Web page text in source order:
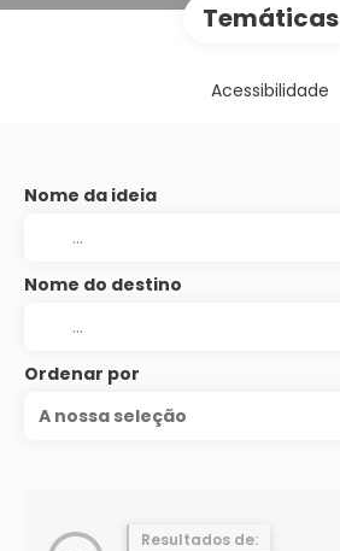
Temáticas
Acessibilidade
Nome da ideia
Nome do destino
Ordenar por
A nossa seleção
Resultados de: